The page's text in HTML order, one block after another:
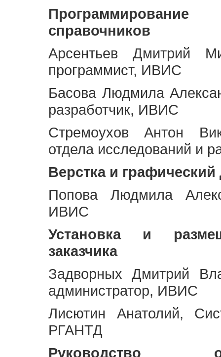
Программирование
справочников
Арсентьев Дмитрий
программист, ИВИС
Басова Людмила
разработчик, ИВИС
Стремоухов Антон
отдела исследований и
Верстка и графический
Попова Людмила
ИВИС
Установка и
заказчика
Задворных Дмитрий
администратор, ИВИС
Лисютин Анатолий,
РГАНТД
Руководство